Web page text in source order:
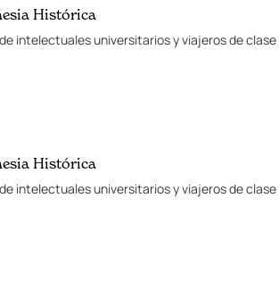
Histórica
intelectuales universitarios y viajeros de
Histórica
intelectuales universitarios y viajeros de